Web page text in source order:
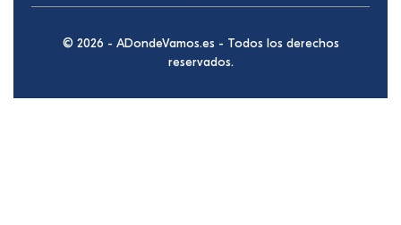
© 2026 - ADondeVamos.es - Todos los derechos
reservados.